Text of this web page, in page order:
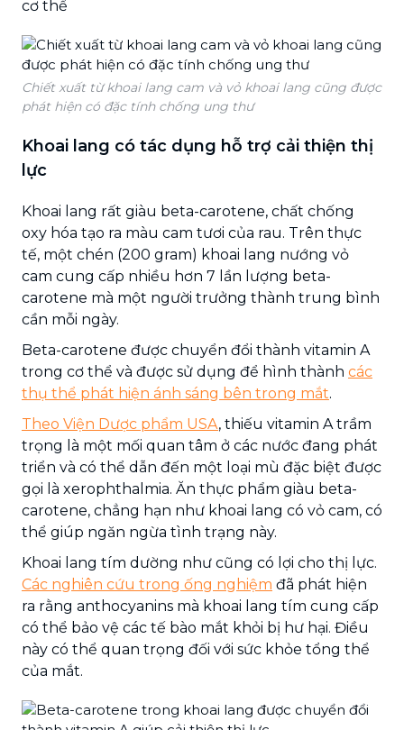
cơ thể
Chiết xuất từ ​​khoai lang cam và vỏ khoai lang cũng được
phát hiện có đặc tính chống ung thư
Khoai lang có tác dụng hỗ trợ cải thiện thị
lực
Khoai lang rất giàu beta-carotene, chất chống
oxy hóa tạo ra màu cam tươi của rau. Trên thực
tế, một chén (200 gram) khoai lang nướng vỏ
cam cung cấp nhiều hơn 7 lần lượng beta-
carotene mà một người trưởng thành trung bình
cần mỗi ngày.
Beta-carotene được chuyển đổi thành vitamin A
trong cơ thể và được sử dụng để hình thành các
thụ thể phát hiện ánh sáng bên trong mắt.
Theo Viện Dược phẩm USA, thiếu vitamin A trầm
trọng là một mối quan tâm ở các nước đang phát
triển và có thể dẫn đến một loại mù đặc biệt được
gọi là xerophthalmia. Ăn thực phẩm giàu beta-
carotene, chẳng hạn như khoai lang có vỏ cam, có
thể giúp ngăn ngừa tình trạng này.
Khoai lang tím dường như cũng có lợi cho thị lực.
Các nghiên cứu trong ống nghiệm đã phát hiện
ra rằng anthocyanins mà khoai lang tím cung cấp
có thể bảo vệ các tế bào mắt khỏi bị hư hại. Điều
này có thể quan trọng đối với sức khỏe tổng thể
của mắt.